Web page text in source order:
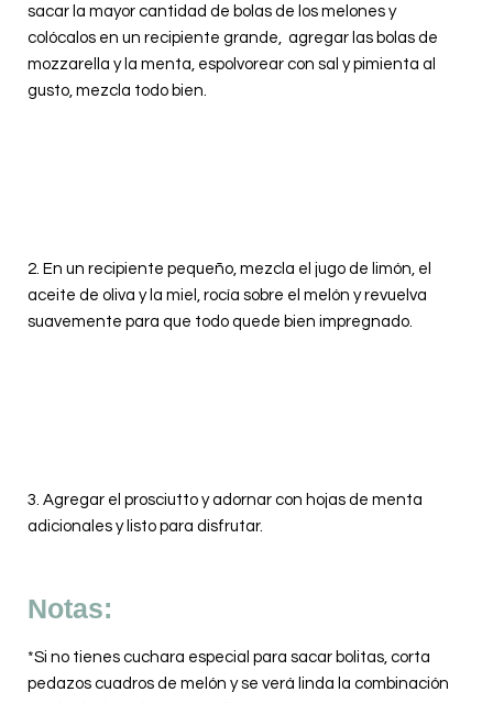
sacar la mayor cantidad de bolas de los melones y
colócalos en un recipiente grande, agregar las bolas de
mozzarella y la menta, espolvorear con sal y pimienta al
gusto, mezcla todo bien.
2. En un recipiente pequeño, mezcla el jugo de limón, el
aceite de oliva y la miel, rocía sobre el melón y revuelva
suavemente para que todo quede bien impregnado.
3. Agregar el prosciutto y adornar con hojas de menta
adicionales y listo para disfrutar.
Notas:
*Si no tienes cuchara especial para sacar bolitas, corta
pedazos cuadros de melón y se verá linda la combinación